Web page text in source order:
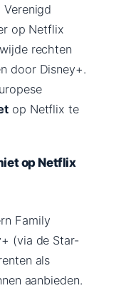
op Netflix
rechten
door Disney+.
op Netflix te
op Netflix
Family
(via de Star-
als
aanbieden.